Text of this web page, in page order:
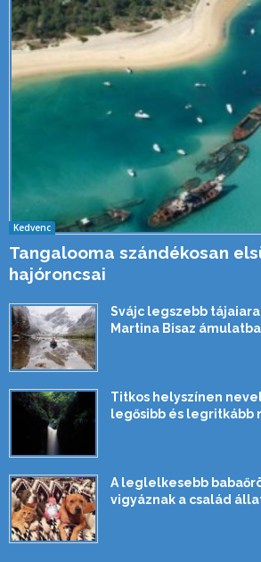
Kedvenc
Tangalooma szándékosan
hajóroncsai
Svájc legszebb
Martina Bisaz
Titkos helyszínen
legősibb és legritkább
A leglelkesebb
vigyáznak a család